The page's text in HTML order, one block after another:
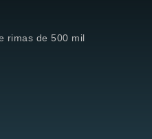
rimas de 500 mil